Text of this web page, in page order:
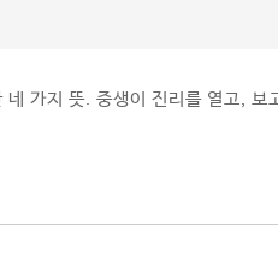
네 가지 뜻. 중생이 진리를 열고,